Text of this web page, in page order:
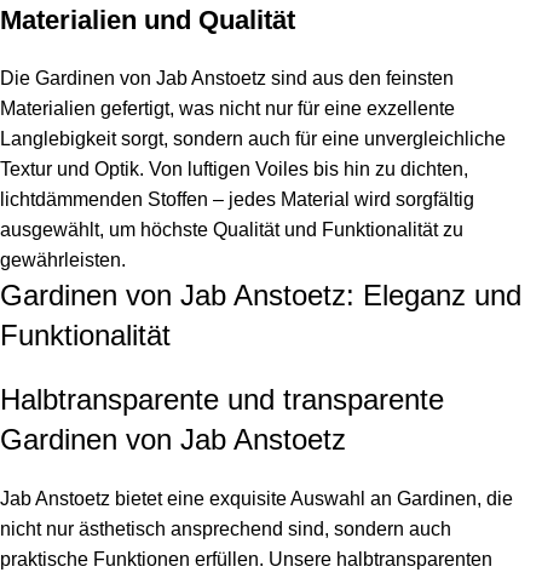
Materialien und Qualität
Die Gardinen von Jab Anstoetz sind aus den feinsten
Materialien gefertigt, was nicht nur für eine exzellente
Langlebigkeit sorgt, sondern auch für eine unvergleichliche
Textur und Optik. Von luftigen Voiles bis hin zu dichten,
lichtdämmenden Stoffen – jedes Material wird sorgfältig
ausgewählt, um höchste Qualität und Funktionalität zu
gewährleisten.
Gardinen von Jab Anstoetz: Eleganz und
Funktionalität
Halbtransparente und transparente
Gardinen von Jab Anstoetz
Jab Anstoetz bietet eine exquisite Auswahl an Gardinen, die
nicht nur ästhetisch ansprechend sind, sondern auch
praktische Funktionen erfüllen. Unsere halbtransparenten